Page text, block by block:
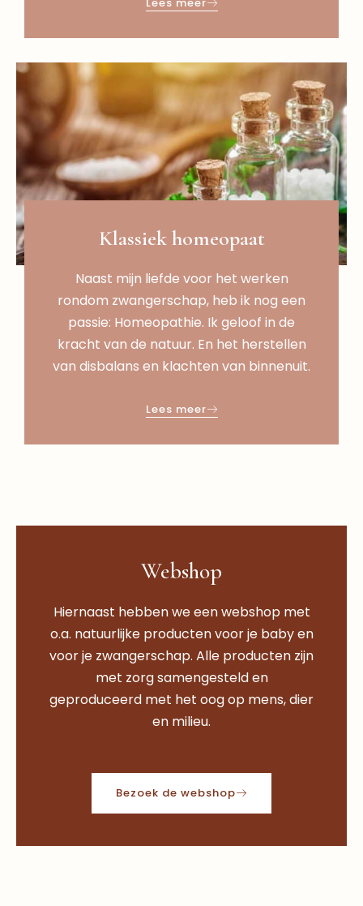
Lees meer
Klassiek homeopaat
Naast mijn liefde voor het werken
rondom zwangerschap, heb ik nog een
passie: Homeopathie. Ik geloof in de
kracht van de natuur. En het herstellen
van disbalans en klachten van binnenuit.
Lees meer
Webshop
Hiernaast hebben we een webshop met
o.a. natuurlijke producten voor je baby en
voor je zwangerschap. Alle producten zijn
met zorg samengesteld en
geproduceerd met het oog op mens, dier
en milieu.
Bezoek de webshop